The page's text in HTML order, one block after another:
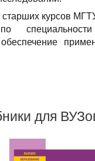
старших курсов
для